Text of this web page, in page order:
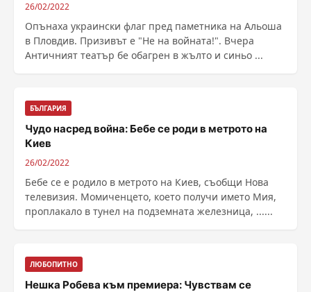
26/02/2022
Опънаха украински флаг пред паметника на Альоша
в Пловдив. Призивът е "Не на войната!". Вчера
Античният театър бе обагрен в жълто и синьо ...
БЪЛГАРИЯ
Чудо насред война: Бебе се роди в метрото на
Киев
26/02/2022
Бебе се е родило в метрото на Киев, съобщи Нова
телевизия. Момиченцето, което получи името Мия,
проплакало в тунел на подземната железница, ......
ЛЮБОПИТНО
Нешка Робева към премиера: Чувствам се